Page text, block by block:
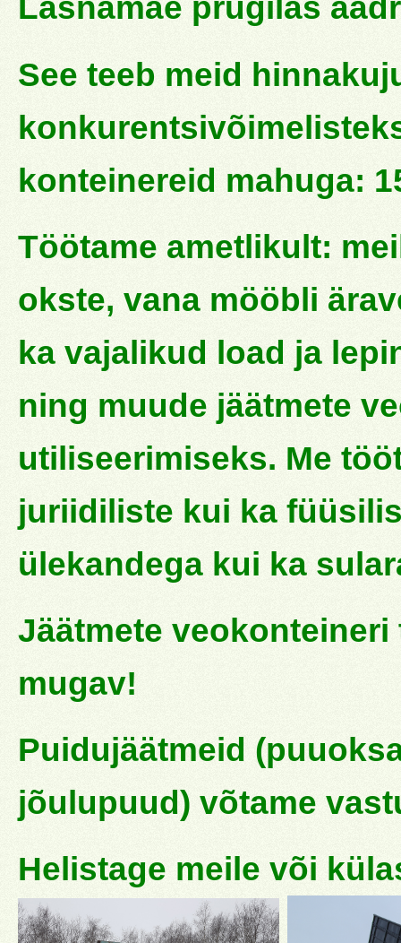
Lasnamäe prügilas
See teeb meid
konteinereid mahuga:
Töötame ametlikult:
okste, vana mööbli
ka vajalikud load ja
ning muude jäätmete
utiliseerimiseks. Me
juriidiliste kui ka
ülekandega kui ka
Jäätmete
mugav!
Puidujäätmeid
jõulupuud) võtame
Helistage meile või